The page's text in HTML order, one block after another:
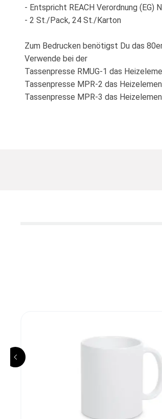
- Entspricht REACH Verordnung (EG)
- 2 St./Pack, 24 St./Karton
Zum Bedrucken benötigst Du das
Verwende bei der
Tassenpresse RMUG-1 das
Tassenpresse MPR-2 das
Tassenpresse MPR-3 das